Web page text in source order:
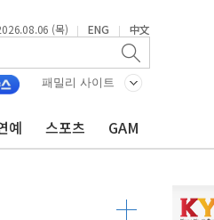
(목) | ENG | 中文
패밀리 사이트
예 스포츠 GAM
락
동 예정
만 웃었다
건